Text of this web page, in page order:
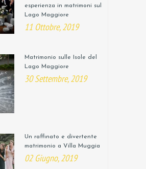
esperienza in matrimoni sul
Lago Maggiore
11 Ottobre, 2019
Matrimonio sulle Isole del
Lago Maggiore
30 Settembre, 2019
Un raffinato e divertente
matrimonio a Villa Muggia
02 Giugno, 2019